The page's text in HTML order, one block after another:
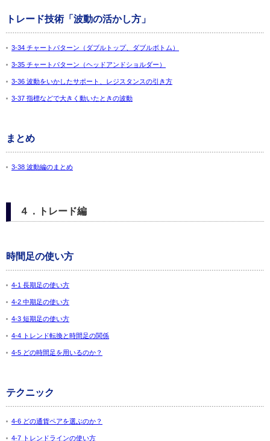
トレード技術「波動の活かし方」
3-34 チャートパターン（ダブルトップ、ダブルボトム）
3-35 チャートパターン（ヘッドアンドショルダー）
3-36 波動をいかしたサポート、レジスタンスの引き方
3-37 指標などで大きく動いたときの波動
まとめ
3-38 波動編のまとめ
４．トレード編
時間足の使い方
4-1 長期足の使い方
4-2 中期足の使い方
4-3 短期足の使い方
4-4 トレンド転換と時間足の関係
4-5 どの時間足を用いるのか？
テクニック
4-6 どの通貨ペアを選ぶのか？
4-7 トレンドラインの使い方